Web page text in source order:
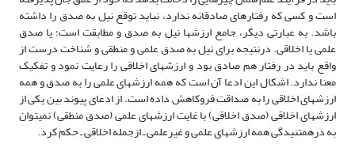
است و کسی که رفتارهای صادقانه ندارد، نباید توقع نیل به صدق را داشته
باشد. به عبارتی دیگر، جامع ارزش­ها نیل به صدق و مطابقت است؛ یا صدق
علمی یا اخلاقی. درنتیجه برای نیل به صدق علمی و منطقی و شناخت درست از
واقع باید در رفتار هم صادق بود و ارزش­های اخلاقی را رعایت نمود و تفکیک
معنا ندارد. اشکال این ادعا آن است که همه ارزش­های علمی را به صدق و همه
ارزش­های اخلاقی را به صداقت فروکاهش داده است. از ادعای پیوند بین یکی از
ارزش­های اخلاقی (صدق اخلاقی) با غایت ارزش­های علمی (صدق منطقی) نمی­توان
به درهم­تنیدگی همه ارزش­های علمی و غیرعلمی ـ ازجمله اخلاقی ـ حکم کرد.